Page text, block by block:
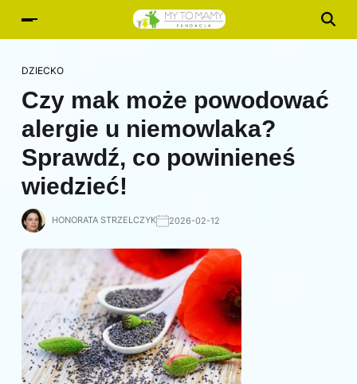
DZIECKO
Czy mak może powodować
alergie u niemowlaka?
Sprawdź, co powinieneś
wiedzieć!
HONORATA STRZELCZYK 2026-02-12